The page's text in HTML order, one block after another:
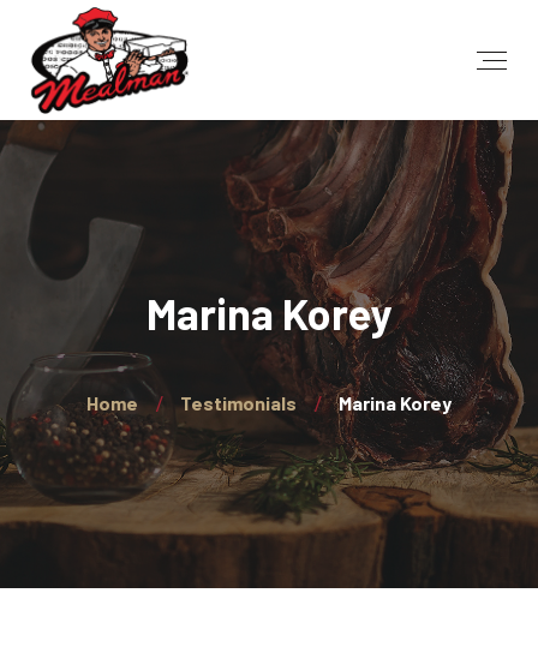
Marina Korey
Home Testimonials Marina Korey